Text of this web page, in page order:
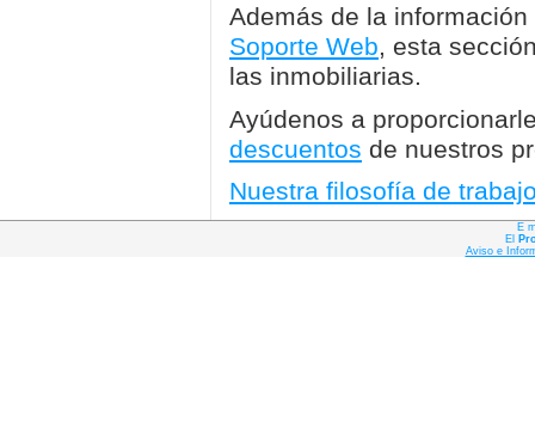
Además de la
Soporte Web, esta
las inmobiliarias.
Ayúdenos a
descuentos de nuestros
Nuestra filosofía de
E
El
Aviso e